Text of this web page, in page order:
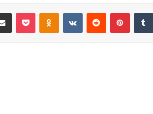
‫تامبلر ‫پین‌ترست‫رددیت ‫VKontakte
‫Odnoklassniki
پاکت